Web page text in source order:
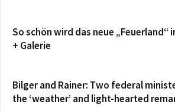
So schön wird das neue „Feuerland“
+ Galerie
Bilger and Rainer: Two federal
the ‘weather’ and light-hearted